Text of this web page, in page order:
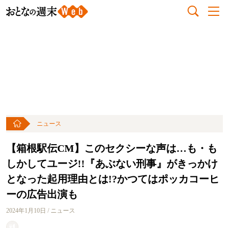
ニュース
【箱根駅伝CM】このセクシーな声は…も・も
しかしてユージ!!『あぶない刑事』がきっかけ
となった起用理由とは!?かつてはポッカコーヒ
ーの広告出演も
2024年1月10日 / ニュース